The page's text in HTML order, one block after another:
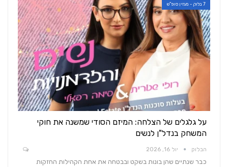
7 בלוק - מגזין סופ"ש
על גלגלים של הצלחה: המיזם הסודי שמשנה את חוקי
המשחק בנדל"ן לנשים
הבלוק יול 16, 2026
כבר שנתיים שהן בונות בשקט ובבטחה את אחת הקהילות החזקות